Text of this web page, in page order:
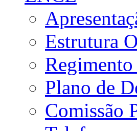
Estrutura
Plano de
Comissão